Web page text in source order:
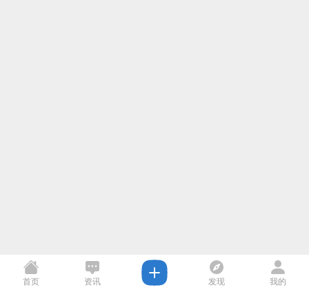
首页 资讯 发现 我的